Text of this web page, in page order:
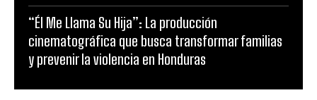
“Él Me Llama Su Hija”: La producción
cinematográfica que busca transformar familias
y prevenir la violencia en Honduras